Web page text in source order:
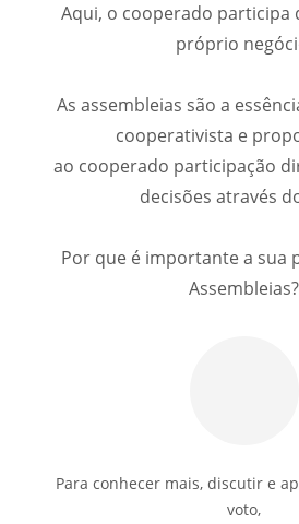
Aqui, o cooperado participa
próprio
As assembleias são a
cooperativista e
ao cooperado participação
decisões através
Por que é importante a sua
Assembleias?
Para conhecer mais, discutir e
voto,